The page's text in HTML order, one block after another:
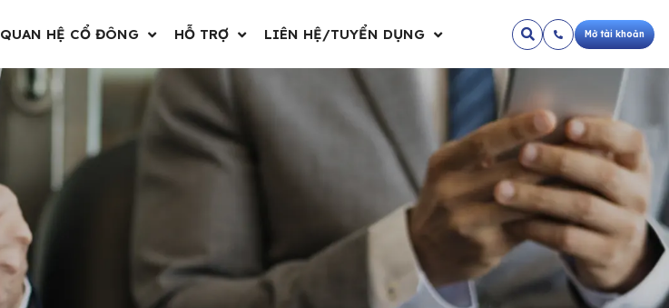
QUAN HỆ CỔ ĐÔNG HỖ TRỢ LIÊN HỆ/TUYỂN DỤNG Mở tài khoản